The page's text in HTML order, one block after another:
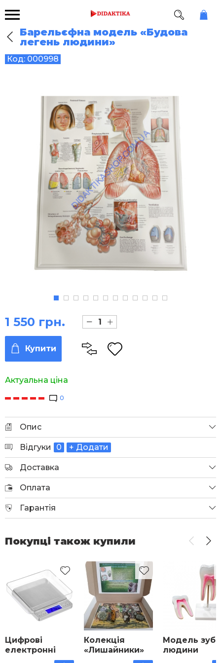
Барельєфна модель «Будова
легень людини»
Код: 000998
Актуальна ціна
1 550 грн.
Купити
0
Опис
Відгуки 0 + Додати
Доставка
Оплата
Гарантія
Покупці також купили
Цифрові
електронні
терези високої
Колекція
«Лишайники»
Модель зуба
людини